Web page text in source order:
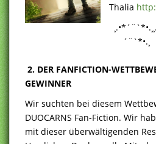
Thalia
´¨`*•.¸
2. DER FANFICTION-
GEWINNER
Wir suchten bei diesem
DUOCARNS Fan-Fiction. Wir
mit dieser überwältigenden